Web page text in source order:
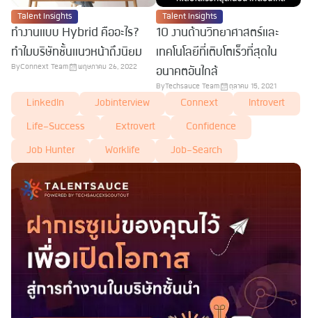
Talent Insights
ทำงานแบบ Hybrid คืออะไร?
ทำไมบริษัทชั้นแนวหน้าถึงนิยม
ByConnext Team พฤษภาคม 26, 2022
Talent Insights
10 งานด้านวิทยาศาสตร์และ
เทคโนโลยีที่เติบโตเร็วที่สุดใน
อนาคตอันใกล้
ByTechsauce Team ตุลาคม 15, 2021
LinkedIn Jobinterview Connext Introvert
Life-Success Extrovert Confidence
Job Hunter Worklife Job-Search